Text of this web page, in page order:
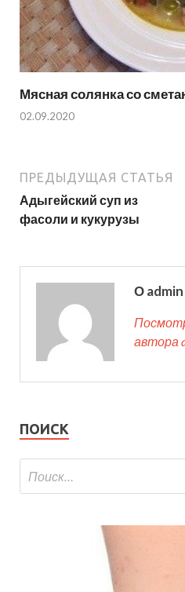
Мясная солянка со
02.09.2020
ПРЕДЫДУЩАЯ СТАТЬЯ
Адыгейский суп из
фасоли и кукурузы
О admin
автора
ПОИСК